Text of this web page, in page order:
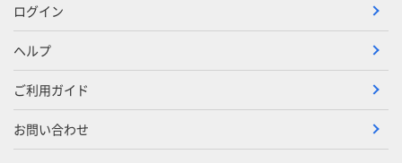
ログイン
ヘルプ
ご利用ガイド
お問い合わせ